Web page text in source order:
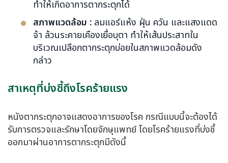
ทำให้เกิดอาการตากระตุกได้
สภาพแวดล้อม : ลมแอร์แห้ง ฝุ่น ควัน และแสงแดด
จ้า ล้วนระคายเคืองเยื่อบุตา ทำให้เส้นประสาทใน
บริเวณเปลือกตากระตุกบ่อยในสภาพแวดล้อมดัง
กล่าว
สาเหตุที่บ่งชี้ถึงโรคร้ายแรง
หนังตากระตุกอาจแสดงอาการของโรค กรณีแบบนี้จะต้องได้
รับการตรวจและรักษาโดยจักษุแพทย์ โดยโรคร้ายแรงที่บ่งชี้
ออกมาผ่านอาการตากระตุกมีดังนี้